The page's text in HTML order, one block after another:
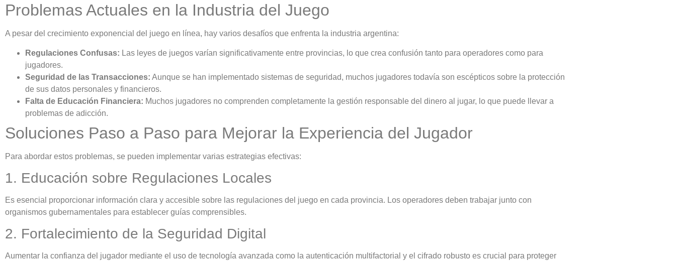
Problemas Actuales en la Industria del Juego
A pesar del crecimiento exponencial del juego en línea, hay varios desafíos que enfrenta la industria argentina:
Regulaciones Confusas: Las leyes de juegos varían significativamente entre provincias, lo que crea confusión tanto para operadores como para
jugadores.
Seguridad de las Transacciones: Aunque se han implementado sistemas de seguridad, muchos jugadores todavía son escépticos sobre la protección
de sus datos personales y financieros.
Falta de Educación Financiera: Muchos jugadores no comprenden completamente la gestión responsable del dinero al jugar, lo que puede llevar a
problemas de adicción.
Soluciones Paso a Paso para Mejorar la Experiencia del Jugador
Para abordar estos problemas, se pueden implementar varias estrategias efectivas:
1. Educación sobre Regulaciones Locales
Es esencial proporcionar información clara y accesible sobre las regulaciones del juego en cada provincia. Los operadores deben trabajar junto con
organismos gubernamentales para establecer guías comprensibles.
2. Fortalecimiento de la Seguridad Digital
Aumentar la confianza del jugador mediante el uso de tecnología avanzada como la autenticación multifactorial y el cifrado robusto es crucial para proteger